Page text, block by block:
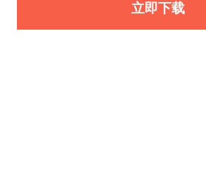
立即下载